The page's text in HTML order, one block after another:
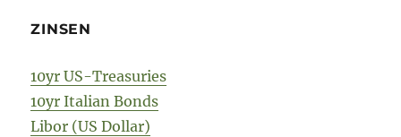
ZINSEN
10yr US-Treasuries
10yr Italian Bonds
Libor (US Dollar)